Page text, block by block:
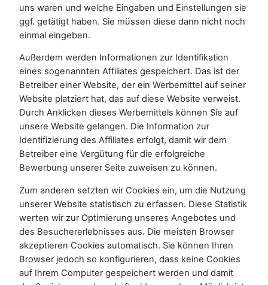
uns waren und welche Eingaben und Einstellungen sie
ggf. getätigt haben. Sie müssen diese dann nicht noch
einmal eingeben.
Außerdem werden Informationen zur Identifikation
eines sogenannten Affiliates gespeichert. Das ist der
Betreiber einer Website, der ein Werbemittel auf seiner
Website platziert hat, das auf diese Website verweist.
Durch Anklicken dieses Werbemittels können Sie auf
unsere Website gelangen. Die Information zur
Identifizierung des Affiliates erfolgt, damit wir dem
Betreiber eine Vergütung für die erfolgreiche
Bewerbung unserer Seite zuweisen zu können.
Zum anderen setzten wir Cookies ein, um die Nutzung
unserer Website statistisch zu erfassen. Diese Statistik
werten wir zur Optimierung unseres Angebotes und
des Besuchererlebnisses aus. Die meisten Browser
akzeptieren Cookies automatisch. Sie können Ihren
Browser jedoch so konfigurieren, dass keine Cookies
auf Ihrem Computer gespeichert werden und damit